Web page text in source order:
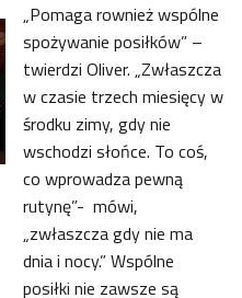
„Pomaga rownież wspólne
spożywanie posiłków” –
twierdzi Oliver. „Zwłaszcza
w czasie trzech miesięcy w
środku zimy, gdy nie
wschodzi słońce. To coś,
co wprowadza pewną
rutynę”- mówi,
„zwłaszcza gdy nie ma
dnia i nocy.” Wspólne
posiłki nie zawsze są